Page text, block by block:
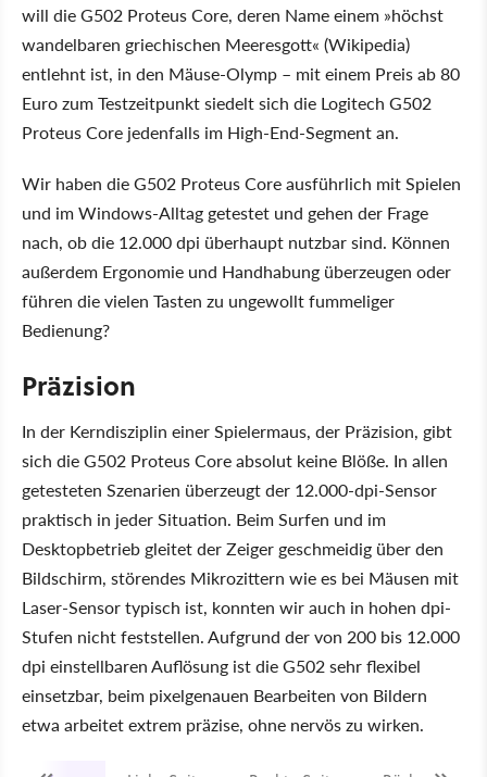
will die G502 Proteus Core, deren Name einem »höchst
wandelbaren griechischen Meeresgott« (Wikipedia)
entlehnt ist, in den Mäuse-Olymp – mit einem Preis ab 80
Euro zum Testzeitpunkt siedelt sich die Logitech G502
Proteus Core jedenfalls im High-End-Segment an.
Wir haben die G502 Proteus Core ausführlich mit Spielen
und im Windows-Alltag getestet und gehen der Frage
nach, ob die 12.000 dpi überhaupt nutzbar sind. Können
außerdem Ergonomie und Handhabung überzeugen oder
führen die vielen Tasten zu ungewollt fummeliger
Bedienung?
Präzision
In der Kerndisziplin einer Spielermaus, der Präzision, gibt
sich die G502 Proteus Core absolut keine Blöße. In allen
getesteten Szenarien überzeugt der 12.000-dpi-Sensor
praktisch in jeder Situation. Beim Surfen und im
Desktopbetrieb gleitet der Zeiger geschmeidig über den
Bildschirm, störendes Mikrozittern wie es bei Mäusen mit
Laser-Sensor typisch ist, konnten wir auch in hohen dpi-
Stufen nicht feststellen. Aufgrund der von 200 bis 12.000
dpi einstellbaren Auflösung ist die G502 sehr flexibel
einsetzbar, beim pixelgenauen Bearbeiten von Bildern
etwa arbeitet extrem präzise, ohne nervös zu wirken.